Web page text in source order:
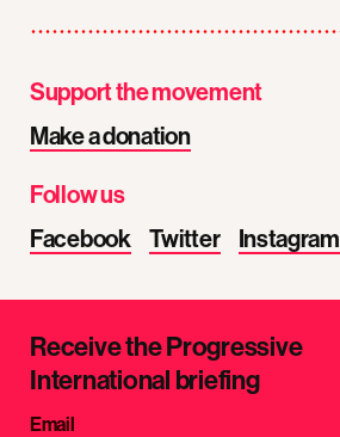
Support the movement
Make a donation
Follow us
Facebook
Twitter Instagram
Receive the Progressive
International briefing
Email